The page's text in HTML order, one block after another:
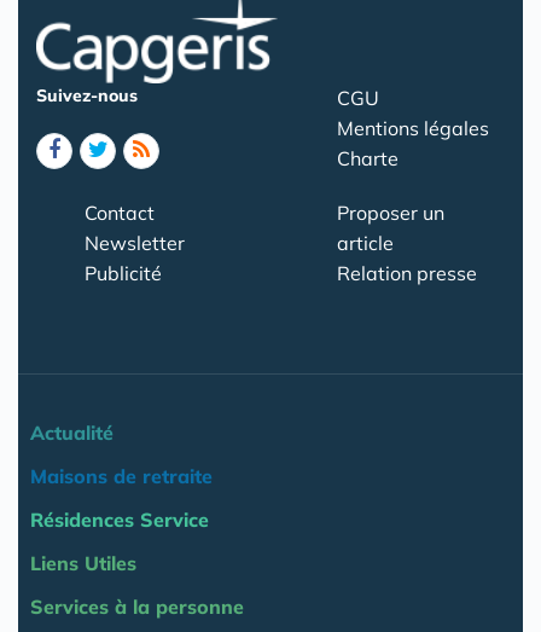
Suivez-nous
CGU
Mentions légales
Charte
Contact
Newsletter
Publicité
Proposer un
article
Relation presse
Actualité
Maisons de retraite
Résidences Service
Liens Utiles
Services à la personne